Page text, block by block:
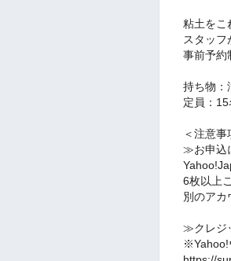
粘土をこ
スタッフ
事前予約
持ち物：
定員：15
＜注意事
≫お申込
6枚以上
別のアカ
≫クレジ
※Yahoo!